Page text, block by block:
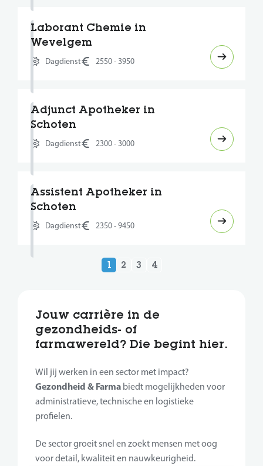
Laborant Chemie in
Wevelgem
Dagdienst 2550 - 3950
Adjunct Apotheker in
Schoten
Dagdienst 2300 - 3000
Assistent Apotheker in
Schoten
Dagdienst 2350 - 9450
1 2 3 4
Jouw carrière in de
gezondheids- of
farmawereld? Die begint hier.
Wil jij werken in een sector met impact?
Gezondheid & Farma biedt mogelijkheden voor
administratieve, technische en logistieke
profielen.
De sector groeit snel en zoekt mensen met oog
voor detail, kwaliteit en nauwkeurigheid.